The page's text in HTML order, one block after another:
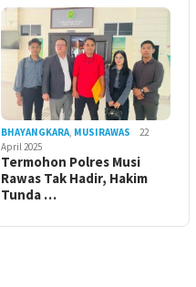
BHAYANGKARA, MUSIRAWAS
22
April 2025
Termohon Polres Musi
Rawas Tak Hadir, Hakim
Tunda …